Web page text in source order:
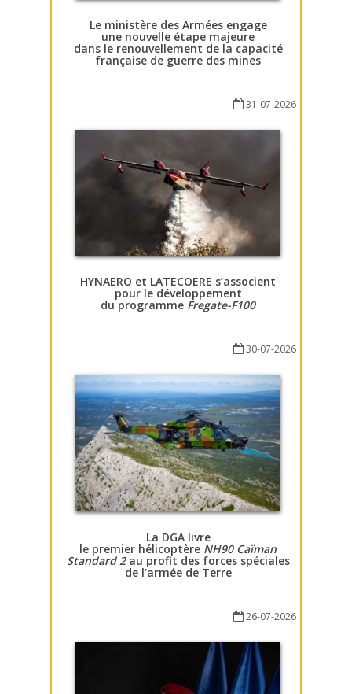
Le ministère des Armées engage
une nouvelle étape majeure
dans le renouvellement de la capacité
française de guerre des mines
31-07-2026
HYNAERO et LATECOERE s’associent
pour le développement
du programme Fregate-F100
30-07-2026
La DGA livre
le premier hélicoptère NH90 Caïman
Standard 2au profit des forces spéciales
de l’armée de Terre
26-07-2026